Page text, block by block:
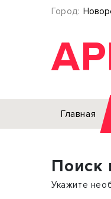
Город:
Главная
Офис
Поиск
Укажите